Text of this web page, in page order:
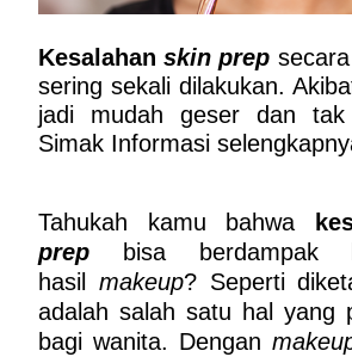
Kesalahan skin prep
sering sekali dilakukan.
jadi mudah geser dan
Simak Informasi
Tahukah kamu bahwa
prep bisa berdampak
hasil makeup? Seperti
adalah salah satu hal yang
bagi wanita. Dengan